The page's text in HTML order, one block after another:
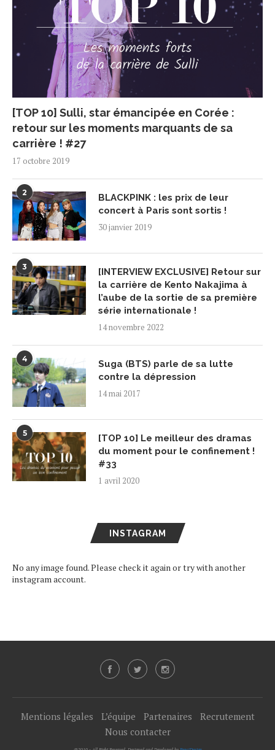
[TOP 10] Sulli, star émancipée en Corée :
retour sur les moments marquants de sa
carrière ! #27
17 octobre 2019
2
BLACKPINK : les prix de leur
concert à Paris sont sortis !
30 janvier 2019
3
[INTERVIEW EXCLUSIVE] Retour sur
la carrière de Kento Nakajima à
l’aube de la sortie de sa première
série internationale !
14 novembre 2022
4
Suga (BTS) parle de sa lutte
contre la dépression
14 mai 2017
5
[TOP 10] Le meilleur des dramas
du moment pour le confinement !
#33
1 avril 2020
INSTAGRAM
No any image found. Please check it again or try with another
instagram account.
Mentions légales L’équipe Partenaires
Recrutement
Nous contacter